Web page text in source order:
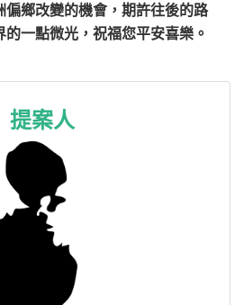
偏鄉改變的機會，期許往後的路
一點微光，祝福您平安喜樂。
提案人